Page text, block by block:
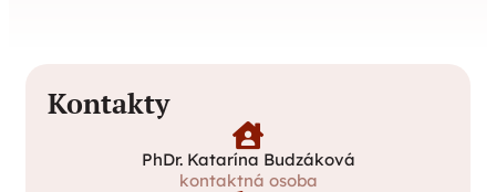
Kontakty
PhDr. Katarína Budzáková
kontaktná osoba